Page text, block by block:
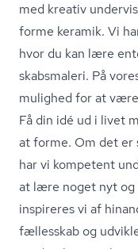
med kreativ
forme keramik. Vi
hvor du kan lære
skabs­ma­le­ri. På
mulighed for at
Få din idé ud i livet
at forme. Om det er
har vi kompetent
at lære noget nyt og
inspireres vi af
fællesskab og